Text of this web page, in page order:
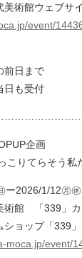
術館ウェブサ
event/
前日まで
日も受付
企画
こりてらそう
2026/1/12㊊
館 「339」カ
ョップ「339
moca.jp/event/